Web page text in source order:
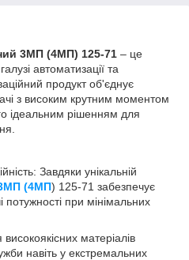
3МП (4МП) 125-71 – це
автоматизації та
продукт об'єднує
з високим крутним моментом
ідеальним рішенням для
Завдяки унікальній
(4МП) 125-71 забезпечує
потужності при мінімальних
матеріалів
навіть у екстремальних